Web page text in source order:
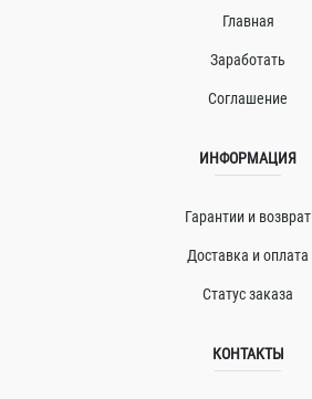
Главная
Заработать
Соглашение
ИНФОРМАЦИЯ
Гарантии и возврат
Доставка и оплата
Статус заказа
КОНТАКТЫ